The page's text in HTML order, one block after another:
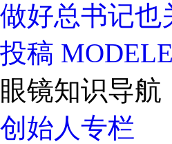
做好总书记也
投稿
眼镜知识导航
创始人专栏